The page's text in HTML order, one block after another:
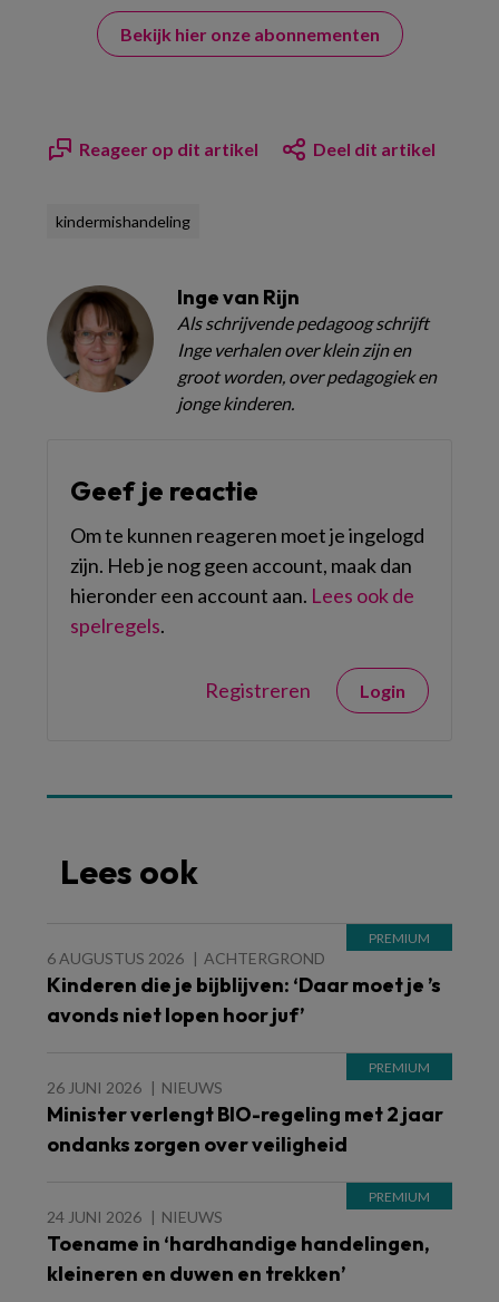
Bekijk hier onze abonnementen
Reageer op dit artikel Deel dit artikel
kindermishandeling
Inge van Rijn
Als schrijvende pedagoog schrijft
Inge verhalen over klein zijn en
groot worden, over pedagogiek en
jonge kinderen.
Geef je reactie
Om te kunnen reageren moet je ingelogd
zijn. Heb je nog geen account, maak dan
hieronder een account aan. Lees ook de
spelregels.
Registreren Login
Lees ook
6 AUGUSTUS 2026 ACHTERGROND
Kinderen die je bijblijven: ‘Daar moet je ’s
avonds niet lopen hoor juf’
26 JUNI 2026 NIEUWS
Minister verlengt BIO-regeling met 2 jaar
ondanks zorgen over veiligheid
24 JUNI 2026 NIEUWS
Toename in ‘hardhandige handelingen,
kleineren en duwen en trekken’